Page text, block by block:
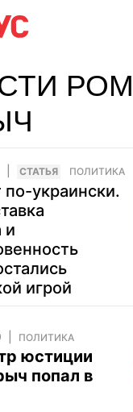
CТАТЬЯ ПОЛИТИКА
украински.
и
игрой
ПОЛИТИКА
юстиции
попал в